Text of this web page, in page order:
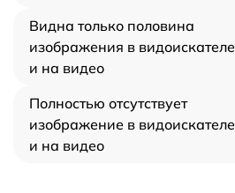
Видна только половина
изображения в видоискателе
и на видео
Полностью отсутствует
изображение в видоискателе
и на видео